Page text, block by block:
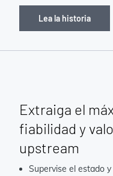
Lea la historia
Extraiga el
fiabilidad y
upstream
Supervise el estado